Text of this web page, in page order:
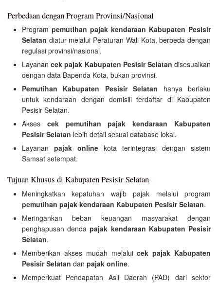
Perbedaan dengan Program Provinsi/Nasional
Program pemutihan pajak kendaraan Kabupaten Pesisir
Selatan diatur melalui Peraturan Wali Kota, berbeda dengan
regulasi provinsi/nasional.
Layanancek pajak Kabupaten Pesisir Selatan disesuaikan
dengan data Bapenda Kota, bukan provinsi.
Pemutihan Kabupaten Pesisir Selatan hanya berlaku
untuk kendaraan dengan domisili terdaftar di Kabupaten
Pesisir Selatan.
Akses cek pemutihan pajak kendaraan Kabupaten
Pesisir Selatan lebih detail sesuai database lokal.
Layanan pajak online kota terintegrasi dengan sistem
Samsat setempat.
Tujuan Khusus di Kabupaten Pesisir Selatan
Meningkatkan kepatuhan wajib pajak melalui program
pemutihan pajak kendaraan Kabupaten Pesisir Selatan.
Meringankan beban keuangan masyarakat dengan
penghapusan dendapajak kendaraan Kabupaten Pesisir
Selatan.
Memberikan akses mudah melaluicek pajak Kabupaten
Pesisir Selatan dan pajak online.
Memperkuat Pendapatan Asli Daerah (PAD) dari sektor